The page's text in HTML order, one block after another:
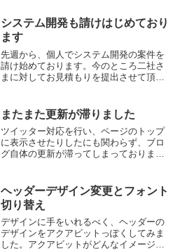
いるようです。
システム開発も請けはじめており
ます
先週から、個人でシステム開発の案件を
請け始めております。今のところ二社さ
まに対してお見積もりを提出させて頂き
ですと、逆に需要があるのかもしれませ
ん。私もとある技術者の...
またまた更新が滞りました
ツイッター対応を行い、ページのトップ
に表示させたりしたにも関わらず、ブロ
グ自体の更新が滞ってしまっておりまし
が、順調に商談のお申込を頂くケースが
増え、かなり忙しい状況でし...
ヘッダーデザイン変更とフォント
切り替え
デザインに手をいれるべく、ヘッダーの
デザインをアクアビットっぽくしてみま
した。アクアビットがどんなイメージな